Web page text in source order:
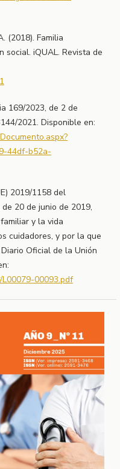
(2018). Familia
social. iQUAL. Revista de
169/2023, de 2 de
2021. Disponible en:
44df-b52a-
2019/1158 del
20 de junio de 2019,
y la vida
cuidadores, y por la que
Oficial de la Unión
00093.pdf